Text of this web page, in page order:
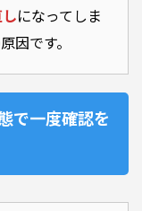
になってしま
因です。
で一度確認を